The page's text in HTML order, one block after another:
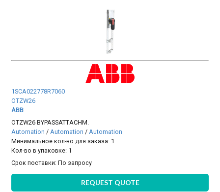
1SCA022778R7060
OTZW26
ABB
OTZW26 BYPASSATTACHM.
Automation / Automation / Automation
Минимальное кол-во для заказа: 1
Кол-во в упаковке: 1
Срок поставки:По запросу
REQUEST QUOTE